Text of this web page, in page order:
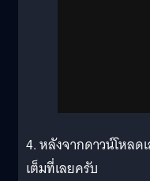
4. หลังจากดาวน์โหลด
เต็มที่เลยครับ